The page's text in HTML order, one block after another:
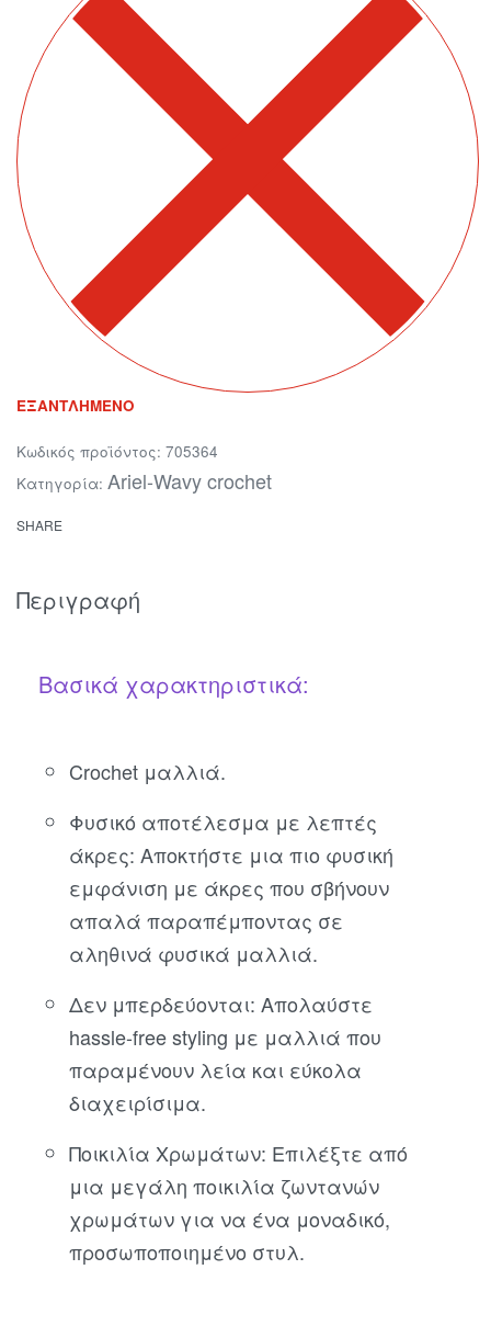
ΕΞΑΝΤΛΗΜΈΝΟ
705364
Κατηγορία: Ariel-Wavy crochet
SHARE
Περιγραφή
Βασικά χαρακτηριστικά:
Crochet μαλλιά.
Φυσικό αποτέλεσμα με λεπτές
άκρες: Αποκτήστε μια πιο φυσική
εμφάνιση με άκρες που σβήνουν
απαλά παραπέμποντας σε
αληθινά φυσικά μαλλιά.
Δεν μπερδεύονται: Απολαύστε
hassle-free styling με μαλλιά που
παραμένουν λεία και εύκολα
διαχειρίσιμα.
Ποικιλία Χρωμάτων: Επιλέξτε από
μια μεγάλη ποικιλία ζωντανών
χρωμάτων για να ένα μοναδικό,
προσωποποιημένο στυλ.